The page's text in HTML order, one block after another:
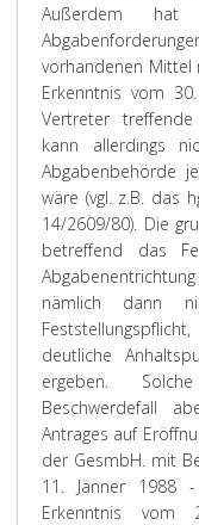
Außerdem
vorhandenen Mittel
Erkenntnis vom
Vertreter
kann allerdings
Abgabenbehörde
wäre (vgl. z.B. das
14/2609/80). Die
betreffend das
nämlich dann
deutliche
ergeben.
Beschwerdefall
Antrages auf
der GesmbH. mit
11. Jänner
Erkenntnis vom